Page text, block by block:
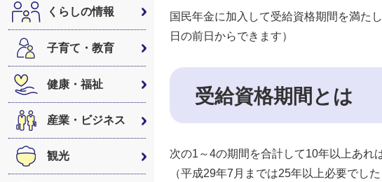
検
索
くらしの情報
子育て・教育
健康・福祉
産業・ビジネス
観光
国民年金に加入して受給資格期間を満た
日の前日からできます）
受給資格期間とは
次の1～4の期間を合計して10年以上あれ
（平成29年7月までは25年以上必要でした